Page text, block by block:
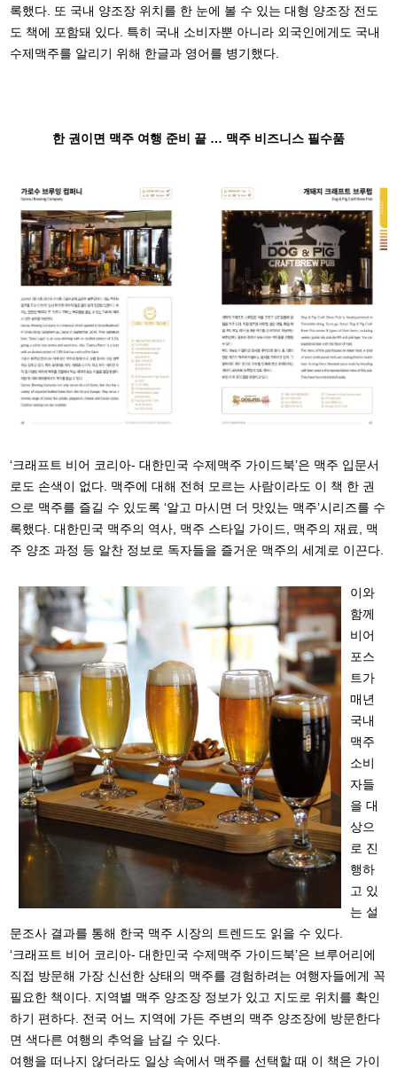
록했다. 또 국내 양조장 위치를 한 눈에 볼 수 있는 대형 양조장 전도
도 책에 포함돼 있다. 특히 국내 소비자뿐 아니라 외국인에게도 국내
수제맥주를 알리기 위해 한글과 영어를 병기했다.
한 권이면 맥주 여행 준비 끝 … 맥주 비즈니스 필수품
‘크래프트 비어 코리아- 대한민국 수제맥주 가이드북’은 맥주 입문서
로도 손색이 없다. 맥주에 대해 전혀 모르는 사람이라도 이 책 한 권
으로 맥주를 즐길 수 있도록 ‘알고 마시면 더 맛있는 맥주’시리즈를 수
록했다. 대한민국 맥주의 역사, 맥주 스타일 가이드, 맥주의 재료, 맥
주 양조 과정 등 알찬 정보로 독자들을 즐거운 맥주의 세계로 이끈다.
이와
함께
비어
포스
트가
매년
국내
맥주
소비
자들
을 대
상으
로 진
행하
고 있
는 설
문조사 결과를 통해 한국 맥주 시장의 트렌드도 읽을 수 있다.
‘크래프트 비어 코리아- 대한민국 수제맥주 가이드북’은 브루어리에
직접 방문해 가장 신선한 상태의 맥주를 경험하려는 여행자들에게 꼭
필요한 책이다. 지역별 맥주 양조장 정보가 있고 지도로 위치를 확인
하기 편하다. 전국 어느 지역에 가든 주변의 맥주 양조장에 방문한다
면 색다른 여행의 추억을 남길 수 있다.
여행을 떠나지 않더라도 일상 속에서 맥주를 선택할 때 이 책은 가이